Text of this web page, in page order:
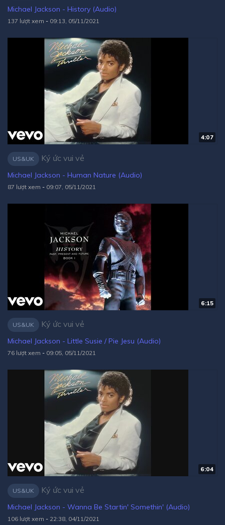
Michael Jackson - History (Audio)
137 lượt xem - 09:13, 05/11/2021
4:07
US&UK Ký ức vui vẻ
Michael Jackson - Human Nature (Audio)
87 lượt xem - 09:07, 05/11/2021
6:15
US&UK Ký ức vui vẻ
Michael Jackson - Little Susie / Pie Jesu (Audio)
76 lượt xem - 09:05, 05/11/2021
6:04
US&UK Ký ức vui vẻ
Michael Jackson - Wanna Be Startin' Somethin' (Audio)
106 lượt xem - 22:38, 04/11/2021